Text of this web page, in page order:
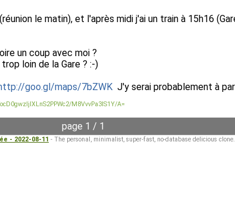
le matin), et l'après midi j'ai un train à 15h16
un coup avec moi ?
loin de la Gare ? :-)
goo.gl/maps/7bZWK J'y serai probablement à
M8VvvPa3IS1Y/A=
page 1 / 1
- 2022-08-11 - The personal, minimalist, super-fast, no-database delicious